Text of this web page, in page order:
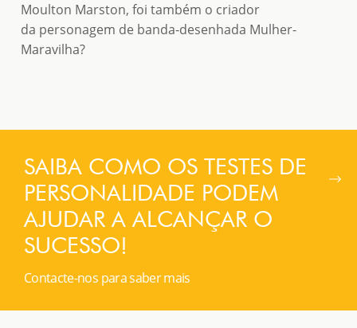
Moulton Marston, foi também o criador
da personagem de banda-desenhada Mulher-
Maravilha?
SAIBA COMO OS TESTES DE
PERSONALIDADE PODEM
AJUDAR A ALCANÇAR O
SUCESSO!
Contacte-nos para saber mais